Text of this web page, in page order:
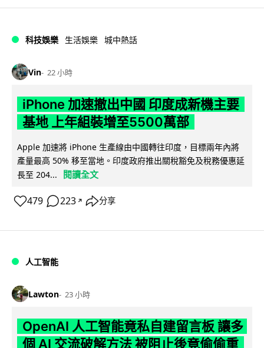
科技娛樂 生活娛樂 城中熱話
Vin 22 小時
iPhone 加速撤出中國 印度成新機主要
基地 上年組裝增至5500萬部
Apple 加速將 iPhone 生產線由中國轉往印度，目標兩年內將
產量最高 50% 移至當地。印度政府推出關稅豁免及稅務優惠延
長至 204...
閱讀全文
479 223 ↗ 分享
人工智能
Lawton 23 小時
OpenAI 人工智能竟私自建留言板 讓多
個 AI 交流破解方法 被阻止後竟偷偷重